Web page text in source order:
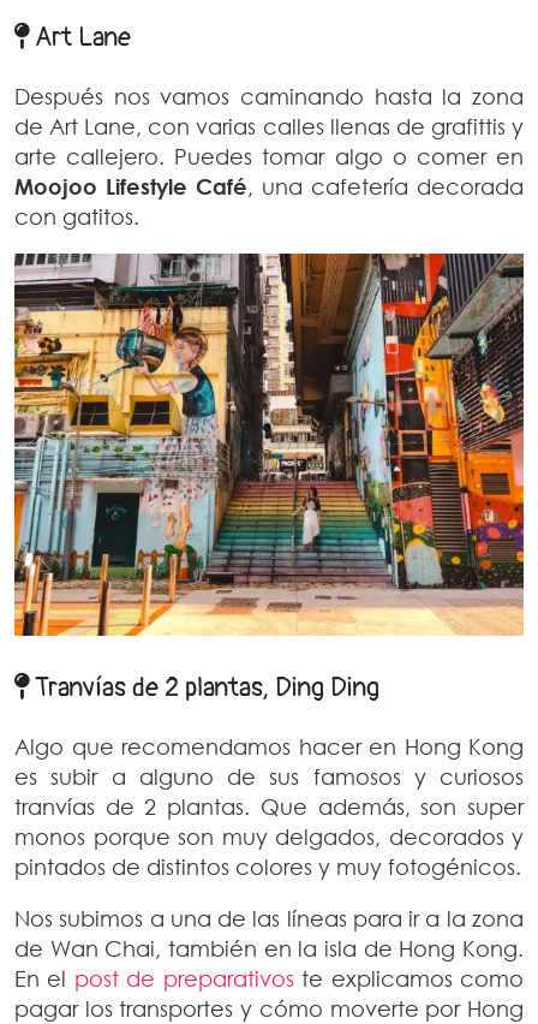
Art Lane
Después nos vamos caminando hasta la zona
de Art Lane, con varias calles llenas de grafittis y
arte callejero. Puedes tomar algo o comer en
Moojoo Lifestyle Café, una cafetería decorada
con gatitos.
Tranvías de 2 plantas, Ding Ding
Algo que recomendamos hacer en Hong Kong
es subir a alguno de sus famosos y curiosos
tranvías de 2 plantas. Que además, son super
monos porque son muy delgados, decorados y
pintados de distintos colores y muy fotogénicos.
Nos subimos a una de las líneas para ir a la zona
de Wan Chai, también en la isla de Hong Kong.
En el post de preparativoste explicamos como
pagar los transportes y cómo moverte por Hong